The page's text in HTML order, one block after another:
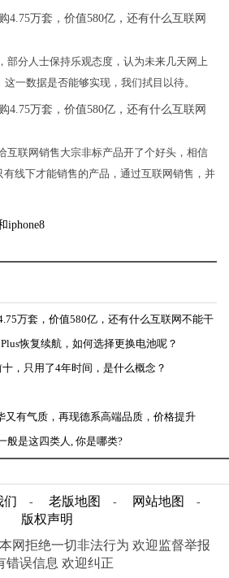
部分人士保持乐观态度，认为未来几天网上
一数据是否能够实现，我们拭目以待。
互联网销售大宗非标产品开了个好头，相信
线下才能销售的产品，通过互联网销售，并
iphone8
万套，价值580亿，还有什么互联网不能干
恢复续航，如何选择更换电池呢？
，只用了4年时间，是什么概念？
又有气质，再现德系高端品质，价格提升
般是这四类人, 你是哪类?
们 - 老版地图 - 网站地图 -
版权声明
本网拒绝一切非法行为 欢迎监督举报
错误信息 欢迎纠正